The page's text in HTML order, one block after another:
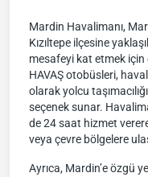
Mardin Havalimanı,
Kızıltepe ilçesine
mesafeyi kat etmek için
HAVAŞ otobüsleri,
olarak yolcu
seçenek sunar.
de 24 saat hizmet
veya çevre bölgelere
Ayrıca, Mardin’e özgü